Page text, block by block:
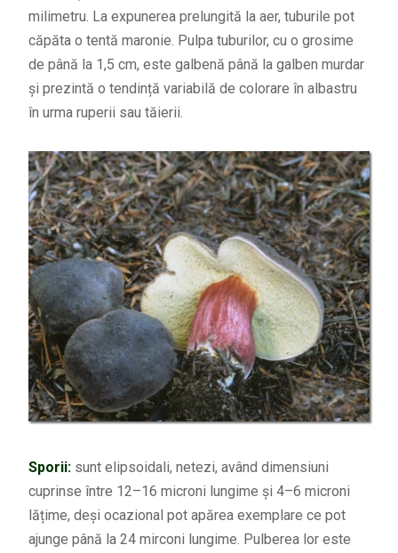
milimetru. La expunerea prelungită la aer, tuburile pot
căpăta o tentă maronie. Pulpa tuburilor, cu o grosime
de până la 1,5 cm, este galbenă până la galben murdar
și prezintă o tendință variabilă de colorare în albastru
în urma ruperii sau tăierii.
Sporii:sunt elipsoidali, netezi, având dimensiuni
cuprinse între 12–16 microni lungime și 4–6 microni
lățime, deși ocazional pot apărea exemplare ce pot
ajunge până la 24 mirconi lungime. Pulberea lor este